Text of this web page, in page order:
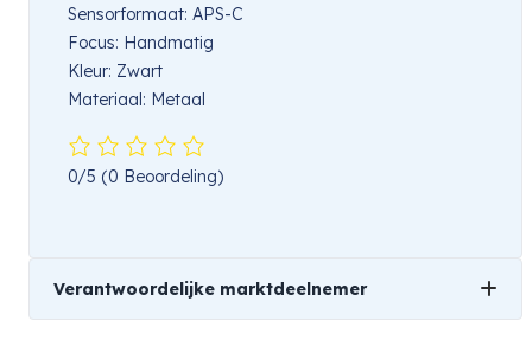
Sensorformaat: APS-C
Focus: Handmatig
Kleur: Zwart
Materiaal: Metaal
0/5 (0 Beoordeling)
Verantwoordelijke marktdeelnemer